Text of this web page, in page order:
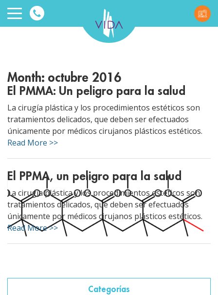
VIDA
and
Beauty
menu
menu
menu
menu
Month: octubre 2016
El PMMA: Un peligro para la salud
La cirugía plástica y los procedimientos estéticos son
tratamientos delicados, que deben ser efectuados
únicamente por médicos cirujanos plásticos estéticos.
Read More >>
El PPMA, un peligro para la salud
La cirugía plástica y los procedimientos estéticos son
tratamientos delicados, que deben ser efectuados
únicamente por médicos cirujanos plásticos estéticos.
Read More >>
Categorías